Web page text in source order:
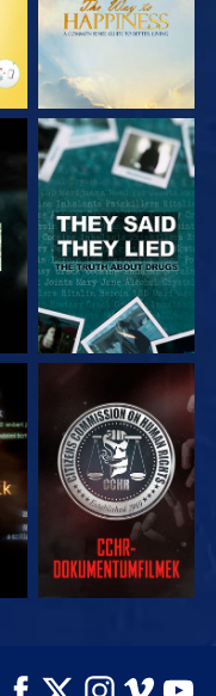
MŰSORNÉZÉS
MŰSORNÉZÉS
A SOROZAT